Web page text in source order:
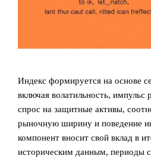
Индекс формируется на основе
включая волатильность,
спрос на защитные активы,
рыночную ширину и поведение
компонент вносит свой вклад в
историческим данным, периоды